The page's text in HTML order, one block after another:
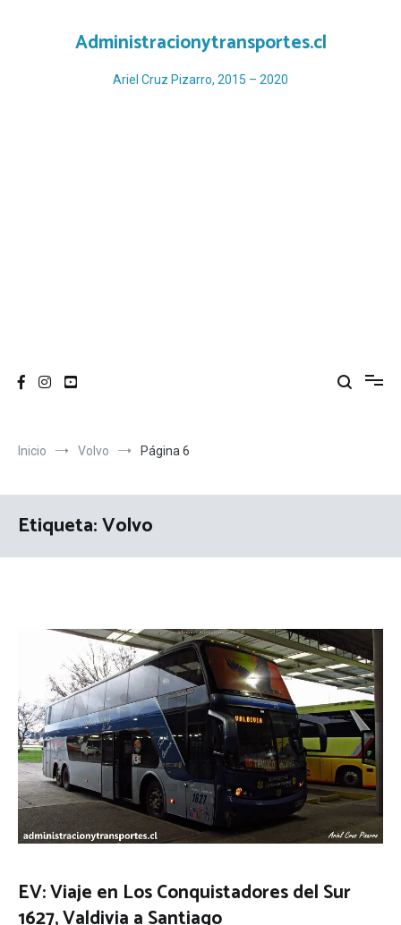
Administracionytransportes.cl
Ariel Cruz Pizarro, 2015 – 2020
Inicio Volvo Página 6
Etiqueta:Volvo
EV: Viaje en Los Conquistadores del Sur
1627, Valdivia a Santiago